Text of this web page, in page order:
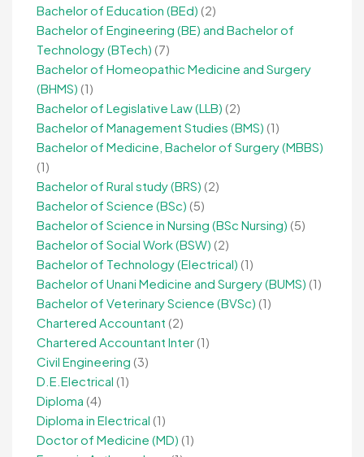
Bachelor of Education (BEd) (2)
Bachelor of Engineering (BE) and Bachelor of
Technology (BTech) (7)
Bachelor of Homeopathic Medicine and Surgery
(BHMS) (1)
Bachelor of Legislative Law (LLB) (2)
Bachelor of Management Studies (BMS) (1)
Bachelor of Medicine, Bachelor of Surgery (MBBS)
(1)
Bachelor of Rural study (BRS) (2)
Bachelor of Science (BSc) (5)
Bachelor of Science in Nursing (BSc Nursing) (5)
Bachelor of Social Work (BSW) (2)
Bachelor of Technology (Electrical) (1)
Bachelor of Unani Medicine and Surgery (BUMS) (1)
Bachelor of Veterinary Science (BVSc) (1)
Chartered Accountant (2)
Chartered Accountant Inter (1)
Civil Engineering (3)
D.E.Electrical (1)
Diploma (4)
Diploma in Electrical (1)
Doctor of Medicine (MD) (1)